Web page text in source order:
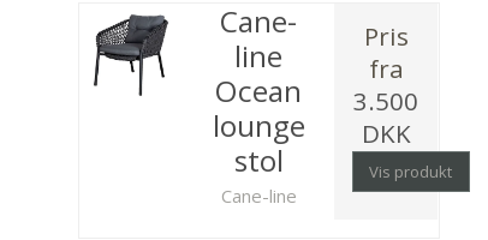
Cane-
line
Ocean
lounge
stol
Cane-line
Pris
fra
3.500
DKK
Vis produkt